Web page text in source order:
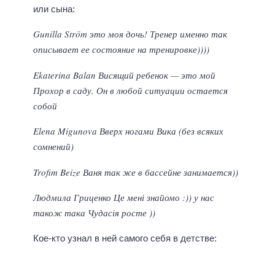
или сына:
Gunilla Ström это моя дочь! Тренер именно так
описывает ее состояние на тренировке))))
Ekaterina Balan Висящий ребенок — это мой
Прохор в саду. Он в любой ситуации остается
собой
Elena Migunova Вверх ногами Вика (без всяких
сомнений)
Trofim Beize Ваня так же в бассейне занимается))
Людмила Гриценко Це мені знайомо :)) у нас
також така Чудасія росте ))
Кое-кто узнал в ней самого себя в детстве: